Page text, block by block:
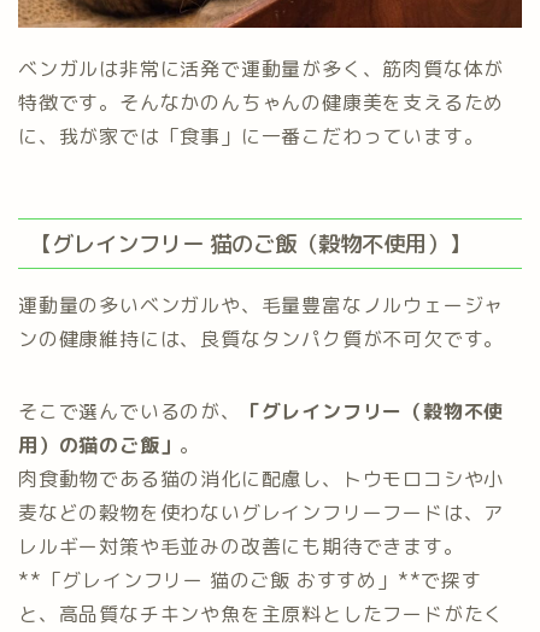
ベンガルは非常に活発で運動量が多く、筋肉質な体が
特徴です。そんなかのんちゃんの健康美を支えるため
に、我が家では「食事」に一番こだわっています。
【グレインフリー 猫のご飯（穀物不使用）】
運動量の多いベンガルや、毛量豊富なノルウェージャ
ンの健康維持には、良質なタンパク質が不可欠です。
そこで選んでいるのが、
「グレインフリー（穀物不使
用）の猫のご飯」 。
肉食動物である猫の消化に配慮し、トウモロコシや小
麦などの穀物を使わないグレインフリーフードは、ア
レルギー対策や毛並みの改善にも期待できます。
**「グレインフリー 猫のご飯 おすすめ」**で探す
と、高品質なチキンや魚を主原料としたフードがたく